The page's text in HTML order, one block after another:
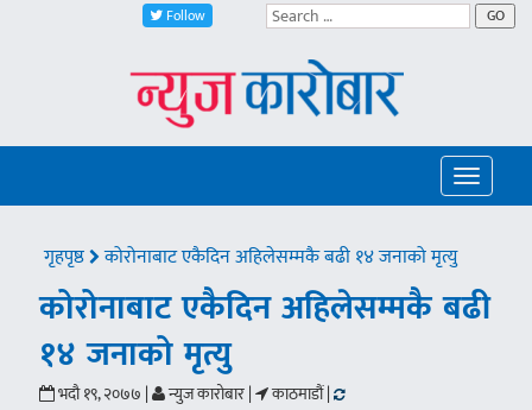
Follow GO
Toggle
गृहपृष्ठ कोरोनाबाट एकैदिन अहिलेसम्मकै बढी १४ जनाको मृत्यु
कोरोनाबाट एकैदिन अहिलेसम्मकै बढी
१४ जनाको मृत्यु
भदौ १९, २०७७ | न्युज कारोबार | काठमाडौं |